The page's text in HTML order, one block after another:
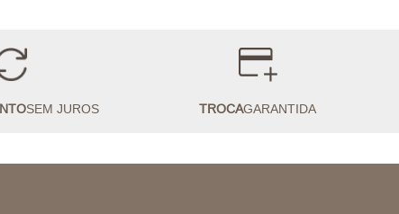
SEM JUROS TROCAGARANTIDA